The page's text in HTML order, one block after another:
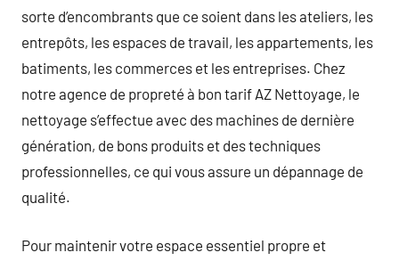
sorte d’encombrants que ce soient dans les ateliers, les
entrepôts, les espaces de travail, les appartements, les
batiments, les commerces et les entreprises. Chez
notre agence de propreté à bon tarif AZ Nettoyage, le
nettoyage s’effectue avec des machines de dernière
génération, de bons produits et des techniques
professionnelles, ce qui vous assure un dépannage de
qualité.
Pour maintenir votre espace essentiel propre et